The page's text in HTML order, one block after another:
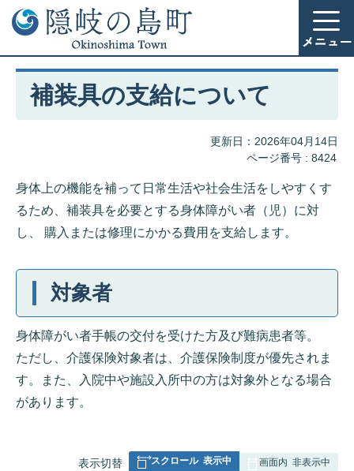
補装具の支給について
更新日：2026年04月14日
ページ番号 : 8424
身体上の機能を補って日常生活や社会生活をしやすくす
るため、補装具を必要とする身体障がい者（児）に対
し、 購入または修理にかかる費用を支給します。
対象者
身体障がい者手帳の交付を受けた方及び難病患者等。
ただし、介護保険対象者は、介護保険制度が優先されま
す。また、入院中や施設入所中の方は対象外となる場合
があります。
表
表示切替 スクロール 表示中 画面内 非表示中